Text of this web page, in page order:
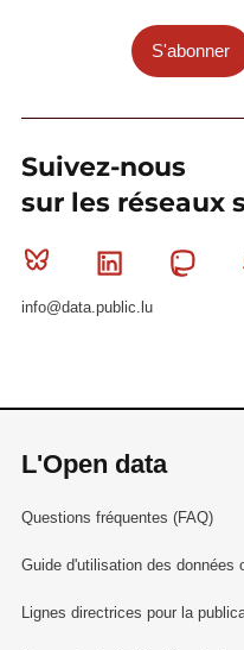
S'abonner
Suivez-nous
sur les réseaux
Bluesky Linkedin
info@data.public.lu
L'Open data
Questions fréquentes (FAQ)
Guide d'utilisation des données
Lignes directrices pour la